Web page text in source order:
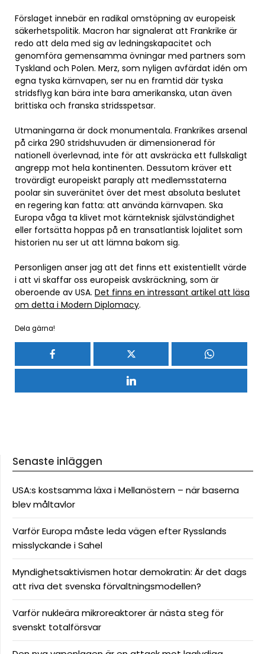
Förslaget innebär en radikal omstöpning av europeisk
säkerhetspolitik. Macron har signalerat att Frankrike är
redo att dela med sig av ledningskapacitet och
genomföra gemensamma övningar med partners som
Tyskland och Polen. Merz, som nyligen avfärdat idén om
egna tyska kärnvapen, ser nu en framtid där tyska
stridsflyg kan bära inte bara amerikanska, utan även
brittiska och franska stridsspetsar.
Utmaningarna är dock monumentala. Frankrikes arsenal
på cirka 290 stridshuvuden är dimensionerad för
nationell överlevnad, inte för att avskräcka ett fullskaligt
angrepp mot hela kontinenten. Dessutom kräver ett
trovärdigt europeiskt paraply att medlemsstaterna
poolar sin suveränitet över det mest absoluta beslutet
en regering kan fatta: att använda kärnvapen. Ska
Europa våga ta klivet mot kärnteknisk självständighet
eller fortsätta hoppas på en transatlantisk lojalitet som
historien nu ser ut att lämna bakom sig.
Personligen anser jag att det finns ett existentiellt värde
i att vi skaffar oss europeisk avskräckning, som är
oberoende av USA. Det finns en intressant artikel att läsa
om detta i Modern Diplomacy.
Dela gärna!
Senaste inläggen
USA:s kostsamma läxa i Mellanöstern – när baserna
blev måltavlor
Varför Europa måste leda vägen efter Rysslands
misslyckande i Sahel
Myndighetsaktivismen hotar demokratin: Är det dags
att riva det svenska förvaltningsmodellen?
Varför nukleära mikroreaktorer är nästa steg för
svenskt totalförsvar